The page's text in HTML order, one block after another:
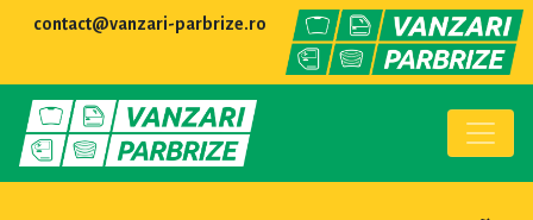
contact@vanzari-parbrize.ro